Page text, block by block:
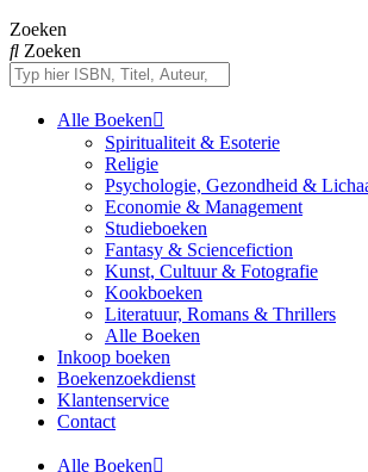
Zoeken
Zoeken
Alle Boeken
Spiritualiteit & Esoterie
Religie
Psychologie, Gezondheid &
Economie & Management
Studieboeken
Fantasy & Sciencefiction
Kunst, Cultuur & Fotografie
Kookboeken
Literatuur, Romans & Thrillers
Alle Boeken
Inkoop boeken
Boekenzoekdienst
Klantenservice
Contact
Alle Boeken